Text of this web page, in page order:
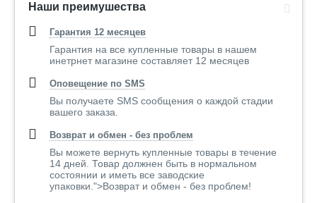
Наши преимушества
Гарантия 12 месяцев
Гарантия на все купленные товары в нашем
инетрнет магазине составляет 12 месяцев
Оповещение по SMS
Вы получаете SMS сообщения о каждой стадии
вашего заказа.
Возврат и обмен - без проблем
Вы можете вернуть купленные товары в течение
14 дней. Товар должнен быть в нормальном
состоянии и иметь все заводские
упаковки.">Возврат и обмен - без проблем!